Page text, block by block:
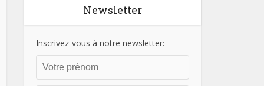
Newsletter
Inscrivez-vous à notre newsletter: